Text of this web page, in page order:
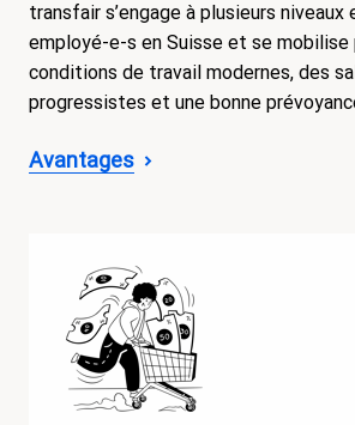
transfair s’engage à plusieurs niveaux
employé-e-s en Suisse et se mobilise
conditions de travail modernes, des
progressistes et une bonne
Avantages